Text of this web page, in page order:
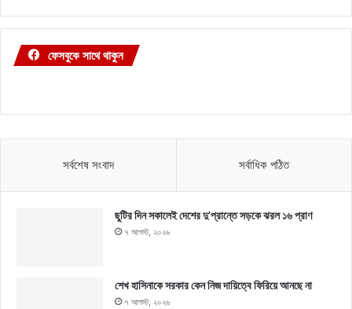
ফেসবুকে সাথে থাকুন
সর্বশেষ সংবাদ সর্বাধিক পঠিত
ছুটির দিন সকালেই দেশের দু’প্রান্তে সড়কে ঝরল ১৬ প্রাণ
৭ আগস্ট, ২০২৬
শেখ হাসিনাকে সরকার কেন নিজ দায়িত্বে ফিরিয়ে আনছে না
৭ আগস্ট, ২০২৬